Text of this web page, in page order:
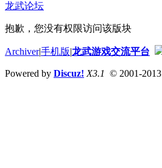
龙武论坛
抱歉，您没有权限访问该版块
Archiver|手机版|龙武游戏交流平台
Powered by Discuz! X3.1 © 2001-2013